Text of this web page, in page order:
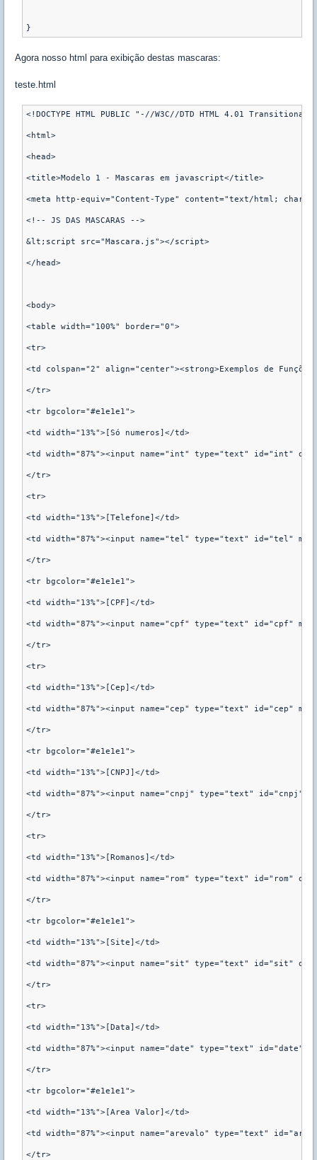
}
Agora nosso html para exibição destas mascaras:
teste.html
<!DOCTYPE HTML PUBLIC "-//W3C//DTD HTML 4.01
<html>
<head>
<title>Modelo 1 - Mascaras em javascript</title>
<meta http-equiv="Content-Type" content="text/html;
<!-- JS DAS MASCARAS -->
&lt;script src="Mascara.js"></script>
</head>
<body>
<table width="100%" border="0">
<tr>
<td colspan="2" align="center"><strong>Exemplos de
</tr>
<tr bgcolor="#e1e1e1">
<td width="13%">[Só numeros]</td>
<td width="87%"><input name="int" type="text" id="int"
</tr>
<tr>
<td width="13%">[Telefone]</td>
<td width="87%"><input name="tel" type="text" id="tel"
</tr>
<tr bgcolor="#e1e1e1">
<td width="13%">[CPF]</td>
<td width="87%"><input name="cpf" type="text" id="cpf"
</tr>
<tr>
<td width="13%">[Cep]</td>
<td width="87%"><input name="cep" type="text" id="cep"
</tr>
<tr bgcolor="#e1e1e1">
<td width="13%">[CNPJ]</td>
<td width="87%"><input name="cnpj" type="text" id="cnpj"
</tr>
<tr>
<td width="13%">[Romanos]</td>
<td width="87%"><input name="rom" type="text" id="rom"
</tr>
<tr bgcolor="#e1e1e1">
<td width="13%">[Site]</td>
<td width="87%"><input name="sit" type="text" id="sit"
</tr>
<tr>
<td width="13%">[Data]</td>
<td width="87%"><input name="date" type="text" id="date"
</tr>
<tr bgcolor="#e1e1e1">
<td width="13%">[Area Valor]</td>
<td width="87%"><input name="arevalo" type="text"
</tr>